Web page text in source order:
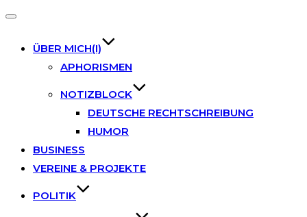
Toggle
ÜBER MICH(I)
APHORISMEN
NOTIZBLOCK
DEUTSCHE RECHTSCHREIBUNG
HUMOR
BUSINESS
VEREINE & PROJEKTE
POLITIK